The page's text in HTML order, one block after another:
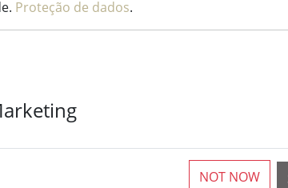
Basic
40 LED
3 m
Proteção de dados.
NOT NOW